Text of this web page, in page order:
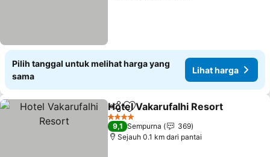
Pilih tanggal untuk melihat harga yang
sama
Lihat harga
BagikanTambahkan ke favorit
Hotel Vakarufalhi Resort
4 Bintang
9,1 Sempurna
369
Sejauh 0.1 km dari pantai